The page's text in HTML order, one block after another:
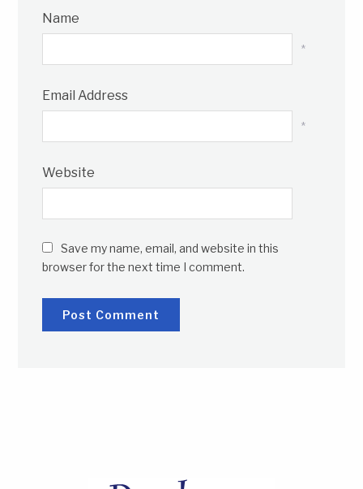
Name
*
Email Address
*
Website
Save my name, email, and website in this
browser for the next time I comment.